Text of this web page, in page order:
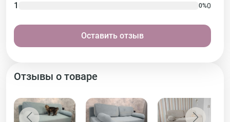
Отзывы о товаре
1 0%0
Оставить отзыв